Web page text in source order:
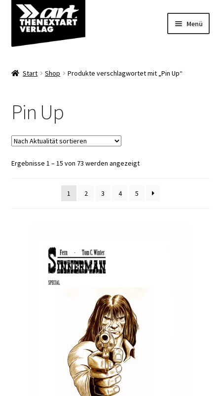
Zur
Navigation
springen
Zum
Inhalt
springen
Menü
Über uns
Start Shop Produkte verschlagwortet mit „Pin Up“
Pin Up
Ergebnisse 1 – 15 von 73 werden angezeigtNach
1
2 3 4 5